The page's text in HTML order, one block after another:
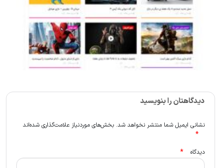
دیدگاهتان را بنویسید
نشانی ایمیل شما منتشر نخواهد شد. بخش‌های موردنیاز علامت‌گذاری شده‌اند
*
دیدگاه *